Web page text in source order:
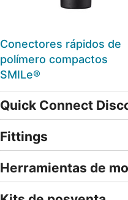
Conectores rápidos de
polímero compactos
SMILe®
Quick Connect
Fittings
Herramientas de